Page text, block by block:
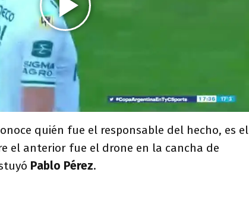
quién fue el responsable del hecho, es el
el anterior fue el drone en la cancha de
Pablo Pérez.